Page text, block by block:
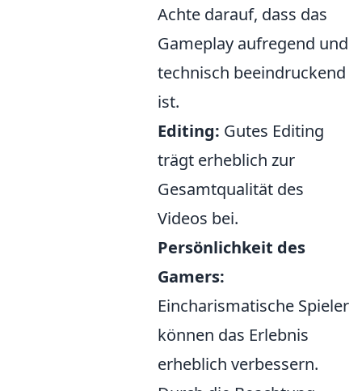
Achte darauf, dass das
Gameplay aufregend und
technisch beeindruckend
ist.
Editing: Gutes Editing
trägt erheblich zur
Gesamtqualität des
Videos bei.
Persönlichkeit des
Gamers:
Eincharismatische Spieler
können das Erlebnis
erheblich verbessern.